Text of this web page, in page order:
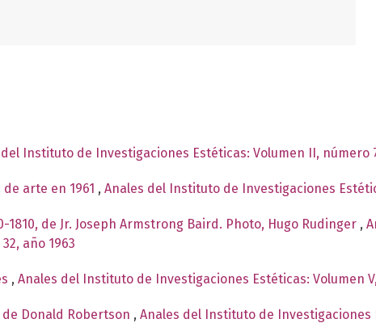
Instituto de Investigaciones Estéticas: Volumen II, número
arte en 1961 , Anales del Instituto de Investigaciones
1810, de Jr. Joseph Armstrong Baird. Photo, Hugo Rudinger ,
año 1963
, Anales del Instituto de Investigaciones Estéticas: Volumen
Donald Robertson , Anales del Instituto de Investigaciones